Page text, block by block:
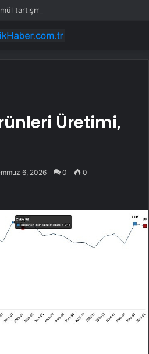
Üretimi,
6, 2026 0 0